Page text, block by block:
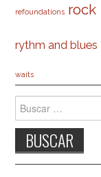
refoundations rock
rythm and blues
waits
Buscar: